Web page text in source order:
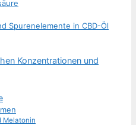
Spurenelemente in CBD-Öl
Konzentrationen und
Melatonin